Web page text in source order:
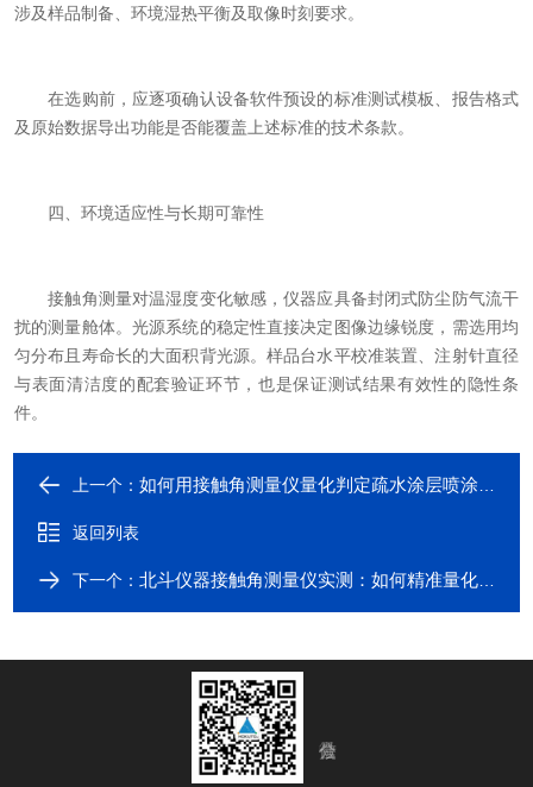
涉及样品制备、环境湿热平衡及取像时刻要求。
在选购前，应逐项确认设备软件预设的标准测试模板、报告格式
及原始数据导出功能是否能覆盖上述标准的技术条款。
四、环境适应性与长期可靠性
接触角测量对温湿度变化敏感，仪器应具备封闭式防尘防气流干
扰的测量舱体。光源系统的稳定性直接决定图像边缘锐度，需选用均
匀分布且寿命长的大面积背光源。样品台水平校准装置、注射针直径
与表面清洁度的配套验证环节，也是保证测试结果有效性的隐性条
件。
上一个：如何用接触角测量仪量化判定疏水涂层喷涂的均匀性？
返回列表
下一个：北斗仪器接触角测量仪实测：如何精准量化PCB板等离子清洗效果？